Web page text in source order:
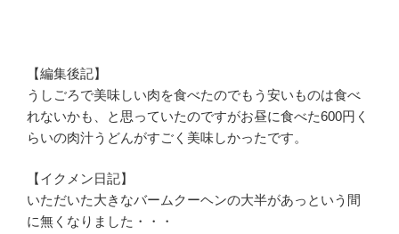
【編集後記】
うしごろで美味しい肉を食べたのでもう安いものは食べ
れないかも、と思っていたのですがお昼に食べた600円く
らいの肉汁うどんがすごく美味しかったです。
【イクメン日記】
いただいた大きなバームクーヘンの大半があっという間
に無くなりました・・・